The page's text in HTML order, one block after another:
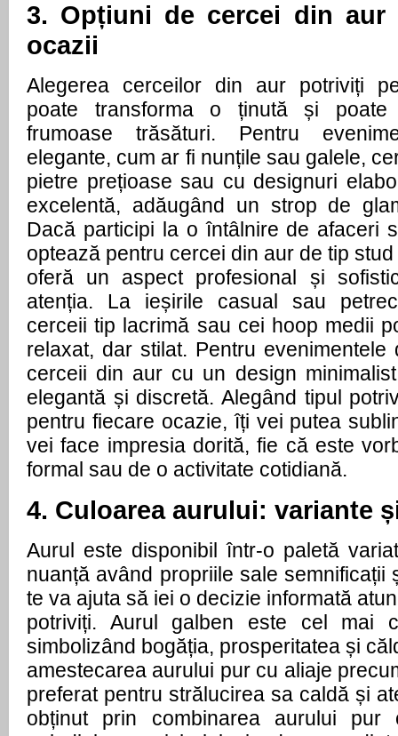
3. Opțiuni de cercei din aur
ocazii
Alegerea cerceilor din aur potriviți
poate transforma o ținută și
frumoase trăsături. Pentru
elegante, cum ar fi nunțile sau galele,
pietre prețioase sau cu designuri
excelentă, adăugând un strop de
Dacă participi la o întâlnire de afaceri
optează pentru cercei din aur de tip
oferă un aspect profesional și
atenția. La ieșirile casual sau
cerceii tip lacrimă sau cei hoop medii
relaxat, dar stilat. Pentru
cerceii din aur cu un design
elegantă și discretă. Alegând tipul
pentru fiecare ocazie, îți vei putea
vei face impresia dorită, fie că este
formal sau de o activitate cotidiană.
4. Culoarea aurului: variante
Aurul este disponibil într-o paletă
nuanță având propriile sale semnificații
te va ajuta să iei o decizie informată
potriviți. Aurul galben este cel mai
simbolizând bogăția, prosperitatea și
amestecarea aurului pur cu aliaje
preferat pentru strălucirea sa caldă și
obținut prin combinarea aurului pur